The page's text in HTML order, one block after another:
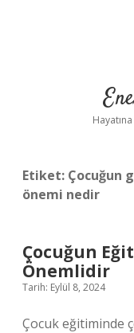
Etiket: Çocuğun
önemi nedir
Çocuğun
Önemlidir
Tarih: Eylül 8, 2024
Çocuk eğitiminde